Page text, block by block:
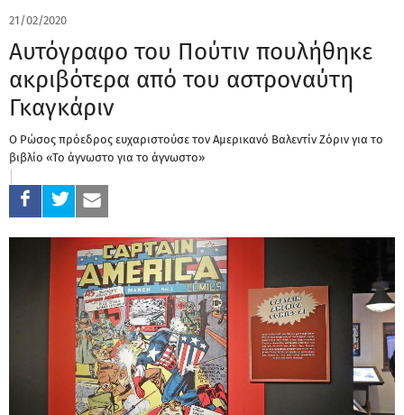
21/02/2020
Αυτόγραφο του Πούτιν πουλήθηκε
ακριβότερα από του αστροναύτη
Γκαγκάριν
Ο Ρώσος πρόεδρος ευχαριστούσε τον Αμερικανό Βαλεντίν Ζόριν για το
βιβλίο «Το άγνωστο για το άγνωστο»